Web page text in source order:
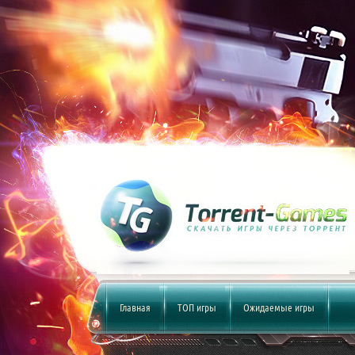
Главная ТОП игры Ожидаемые игры